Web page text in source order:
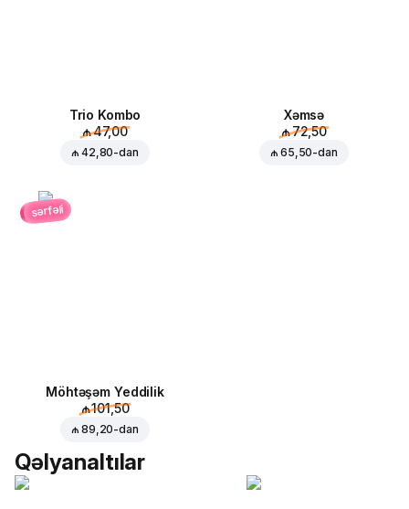
Trio Kombo
₼ 47,00
₼ 42,80-dan
Xəmsə
₼ 72,50
₼ 65,50-dan
sərfəli
Möhtəşəm Yeddilik
₼ 101,50
₼ 89,20-dan
Qəlyanaltılar